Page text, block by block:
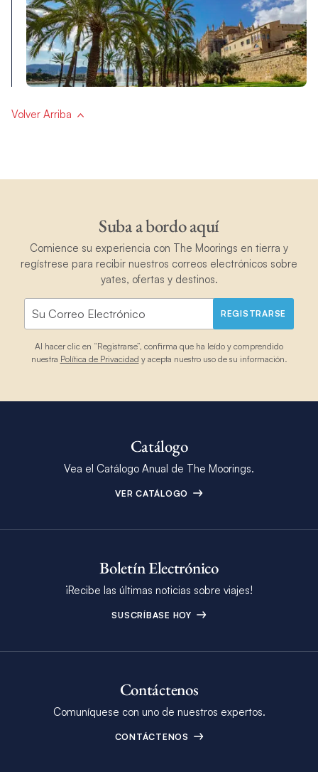
Volver Arriba
Suba a bordo aquí
Comience su experiencia con The Moorings en tierra y
regístrese para recibir nuestros correos electrónicos sobre
yates, ofertas y destinos.
REGISTRARSE
Al hacer clic en “Registrarse”, confirma que ha leído y comprendido
nuestra Política de Privacidad y acepta nuestro uso de su información.
Catálogo
Vea el Catálogo Anual de The Moorings.
VER CATÁLOGO
Boletín Electrónico
¡Recibe las últimas noticias sobre viajes!
SUSCRÍBASE HOY
Contáctenos
Comuníquese con uno de nuestros expertos.
CONTÁCTENOS